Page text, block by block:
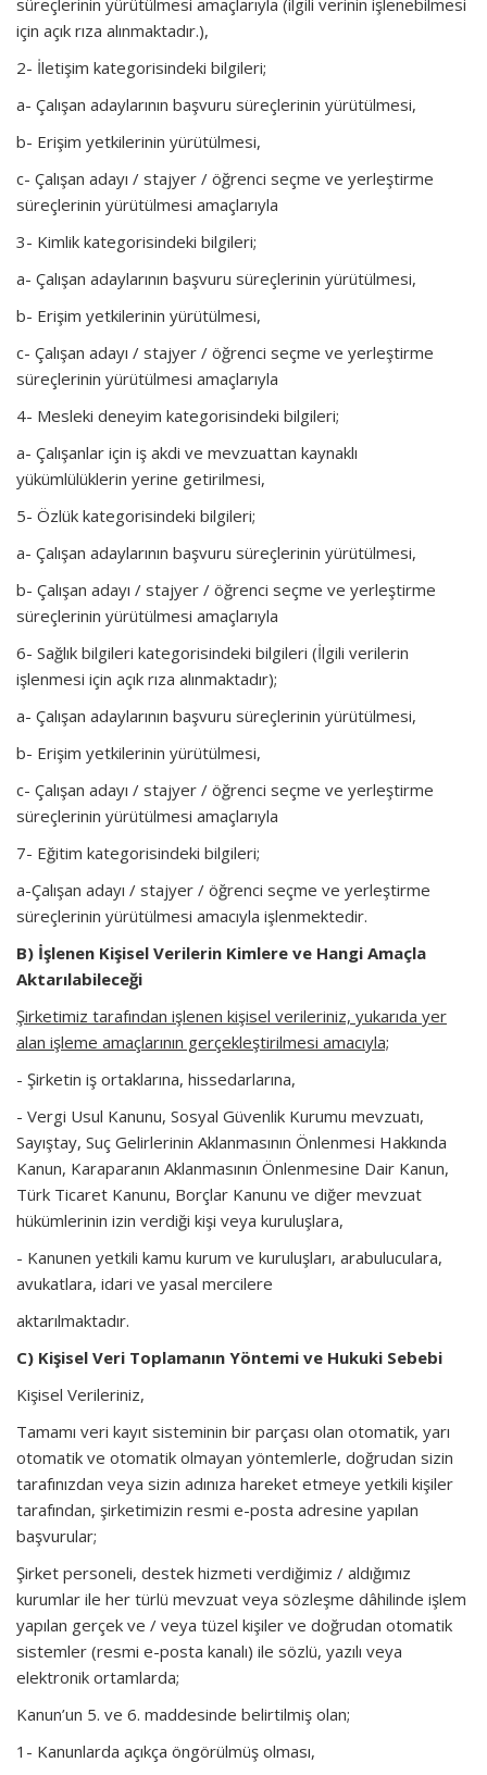
için açık rıza alınmaktadır.),
2- İletişim kategorisindeki bilgileri;
a- Çalışan adaylarının başvuru süreçlerinin yürütülmesi,
b- Erişim yetkilerinin yürütülmesi,
c- Çalışan adayı / stajyer / öğrenci seçme ve yerleştirme
süreçlerinin yürütülmesi amaçlarıyla
3- Kimlik kategorisindeki bilgileri;
a- Çalışan adaylarının başvuru süreçlerinin yürütülmesi,
b- Erişim yetkilerinin yürütülmesi,
c- Çalışan adayı / stajyer / öğrenci seçme ve yerleştirme
süreçlerinin yürütülmesi amaçlarıyla
4- Mesleki deneyim kategorisindeki bilgileri;
a- Çalışanlar için iş akdi ve mevzuattan kaynaklı
yükümlülüklerin yerine getirilmesi,
5- Özlük kategorisindeki bilgileri;
a- Çalışan adaylarının başvuru süreçlerinin yürütülmesi,
b- Çalışan adayı / stajyer / öğrenci seçme ve yerleştirme
süreçlerinin yürütülmesi amaçlarıyla
6- Sağlık bilgileri kategorisindeki bilgileri (İlgili verilerin
işlenmesi için açık rıza alınmaktadır);
a- Çalışan adaylarının başvuru süreçlerinin yürütülmesi,
b- Erişim yetkilerinin yürütülmesi,
c- Çalışan adayı / stajyer / öğrenci seçme ve yerleştirme
süreçlerinin yürütülmesi amaçlarıyla
7- Eğitim kategorisindeki bilgileri;
a-Çalışan adayı / stajyer / öğrenci seçme ve yerleştirme
süreçlerinin yürütülmesi amacıyla işlenmektedir.
B) İşlenen Kişisel Verilerin Kimlere ve Hangi Amaçla
Aktarılabileceği
Şirketimiz tarafından işlenen kişisel verileriniz, yukarıda yer
alan işleme amaçlarının gerçekleştirilmesi amacıyla;
- Şirketin iş ortaklarına, hissedarlarına,
- Vergi Usul Kanunu, Sosyal Güvenlik Kurumu mevzuatı,
Sayıştay, Suç Gelirlerinin Aklanmasının Önlenmesi Hakkında
Kanun, Karaparanın Aklanmasının Önlenmesine Dair Kanun,
Türk Ticaret Kanunu, Borçlar Kanunu ve diğer mevzuat
hükümlerinin izin verdiği kişi veya kuruluşlara,
- Kanunen yetkili kamu kurum ve kuruluşları, arabuluculara,
avukatlara, idari ve yasal mercilere
aktarılmaktadır.
C) Kişisel Veri Toplamanın Yöntemi ve Hukuki Sebebi
Kişisel Verileriniz,
Tamamı veri kayıt sisteminin bir parçası olan otomatik, yarı
otomatik ve otomatik olmayan yöntemlerle, doğrudan sizin
tarafınızdan veya sizin adınıza hareket etmeye yetkili kişiler
tarafından, şirketimizin resmi e-posta adresine yapılan
başvurular;
Şirket personeli, destek hizmeti verdiğimiz / aldığımız
kurumlar ile her türlü mevzuat veya sözleşme dâhilinde işlem
yapılan gerçek ve / veya tüzel kişiler ve doğrudan otomatik
sistemler (resmi e-posta kanalı) ile sözlü, yazılı veya
elektronik ortamlarda;
Kanun’un 5. ve 6. maddesinde belirtilmiş olan;
1- Kanunlarda açıkça öngörülmüş olması,